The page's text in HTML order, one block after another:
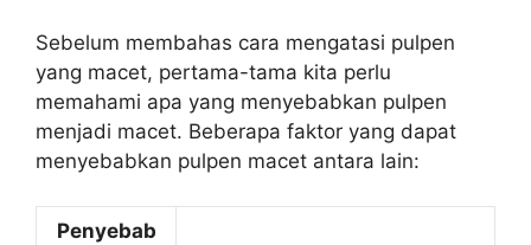
Sebelum membahas cara mengatasi pulpen
yang macet, pertama-tama kita perlu
memahami apa yang menyebabkan pulpen
menjadi macet. Beberapa faktor yang dapat
menyebabkan pulpen macet antara lain:
Penyebab